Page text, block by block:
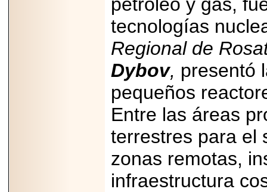
tecnologías
Regional de
Dybov, presentó
pequeños
Entre las áreas
terrestres para el
zonas remotas,
infraestructura